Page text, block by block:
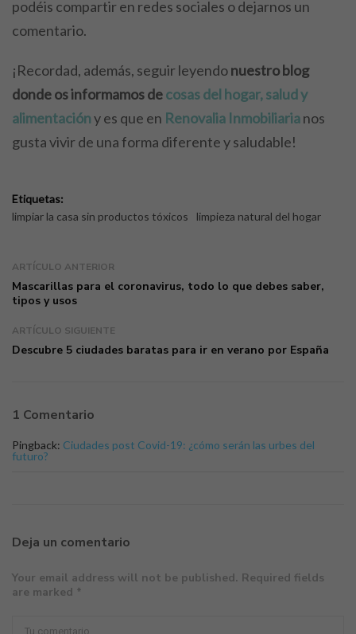
podéis compartir en redes sociales o dejarnos un
comentario.
¡Recordad, además, seguir leyendonuestro blog
donde os informamos decosas del hogar, salud y
alimentacióny es que en Renovalia Inmobiliarianos
gusta vivir de una forma diferente y saludable!
Etiquetas:
limpiar la casa sin productos tóxicos
limpieza natural del hogar
ARTÍCULO ANTERIOR
Mascarillas para el coronavirus, todo lo que debes saber,
tipos y usos
ARTÍCULO SIGUIENTE
Descubre 5 ciudades baratas para ir en verano por España
1 Comentario
Pingback: Ciudades post Covid-19: ¿cómo serán las urbes del
futuro?
Deja un comentario
Your email address will not be published. Required fields
are marked *